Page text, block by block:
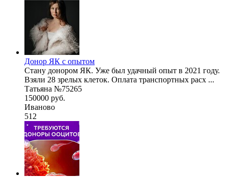
Донор ЯК с опытом
Стану донором ЯК. Уже был удачный опыт в 2021 году.
Взяли 28 зрелых клеток. Оплата транспортных расх ...
Татьяна №75265
150000 руб.
Иваново
512